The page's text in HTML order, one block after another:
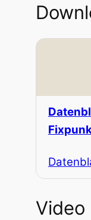
Video